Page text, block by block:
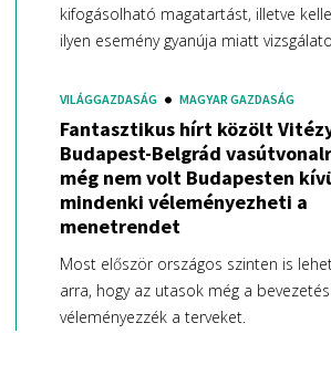
kifogásolható magatartást, illetve
ilyen esemény gyanúja miatt
VILÁGGAZDASÁG MAGYAR GAZDASÁG
Fantasztikus hírt közölt
Budapest-Belgrád
még nem volt Budapesten
mindenki véleményezheti a
menetrendet
Most először országos szinten is
arra, hogy az utasok még a
véleményezzék a terveket.